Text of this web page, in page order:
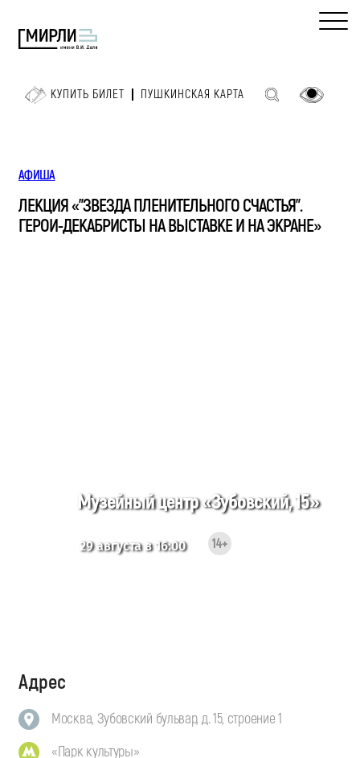
КУПИТЬ БИЛЕТ ПУШКИНСКАЯ КАРТА
АФИША
ЛЕКЦИЯ «"ЗВЕЗДА ПЛЕНИТЕЛЬНОГО СЧАСТЬЯ".
ГЕРОИ-ДЕКАБРИСТЫ НА ВЫСТАВКЕ И НА ЭКРАНЕ»
Музейный центр «Зубовский, 15»
29 августа в 16:00 14+
Адрес
Москва, Зубовский бульвар, д. 15, строение 1
«Парк культуры»